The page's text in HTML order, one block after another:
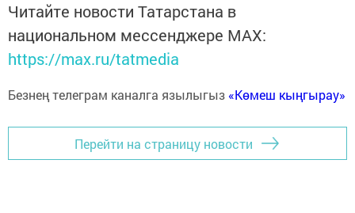
Читайте новости Татарстана в
национальном мессенджере MАХ:
https://max.ru/tatmedia
Безнең телеграм каналга язылыгыз «Көмеш кыңгырау»
Перейти на страницу новости